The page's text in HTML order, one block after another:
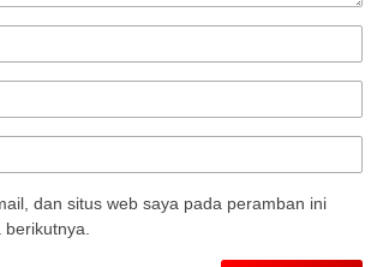
dan situs web saya pada peramban ini